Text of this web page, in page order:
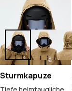
Sturmkapuze